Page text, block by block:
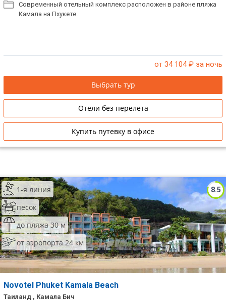
Современный отельный комплекс расположен в районе пляжа
Камала на Пхукете.
от 34 104₽ за ночь
Выбрать тур
Отели без перелета
Купить путевку в офисе
8.5
1-я линия
песок
до пляжа 30 м
от аэропорта 24 км
Novotel Phuket Kamala Beach
Таиланд , Камала Бич